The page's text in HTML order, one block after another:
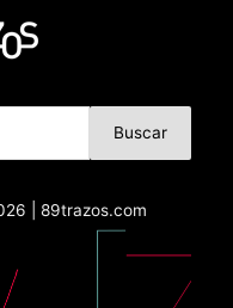
Buscar
| 89trazos.com